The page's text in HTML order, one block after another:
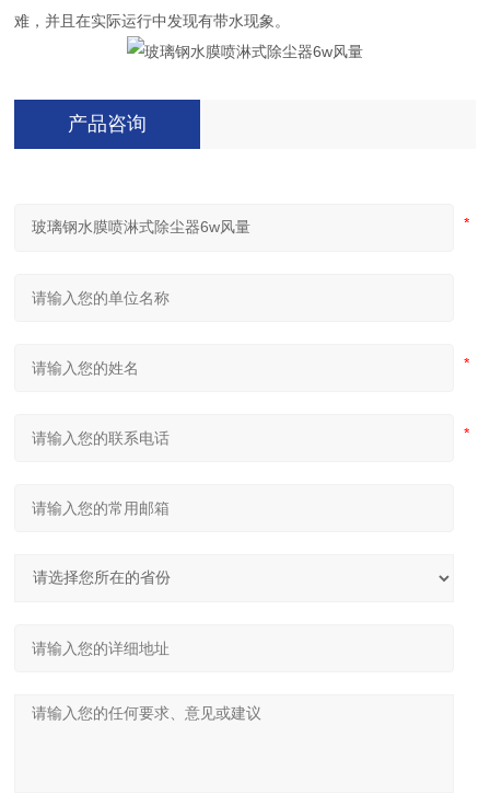
难，并且在实际运行中发现有带水现象。
产品咨询